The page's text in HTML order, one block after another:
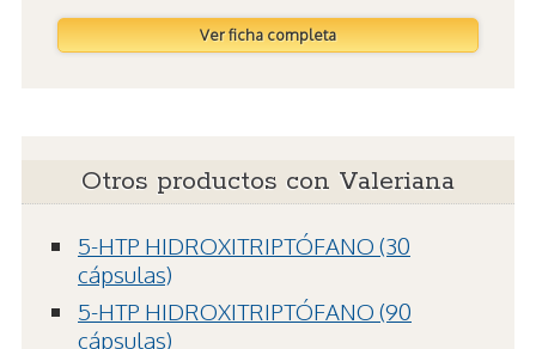
Ver ficha completa
Otros productos con Valeriana
5-HTP HIDROXITRIPTÓFANO (30
cápsulas)
5-HTP HIDROXITRIPTÓFANO (90
cápsulas)